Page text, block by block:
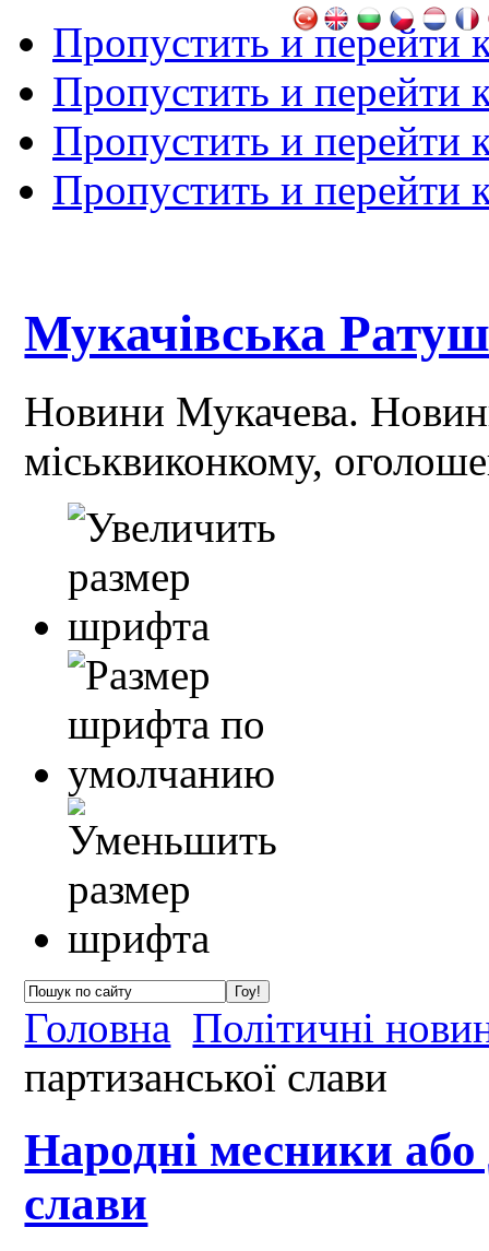
Пропустить и перейти
Пропустить и перейти
Пропустить и перейти
Пропустить и перейти
Мукачівська
Новини Мукачева.
міськвиконкому,
Головна Політичні
партизанської слави
Народні месники
слави